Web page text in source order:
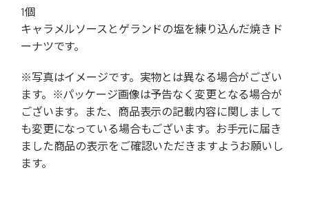
1個
キャラメルソースとゲランドの塩を練り込んだ焼きド
ーナツです。
※写真はイメージです。実物とは異なる場合がござい
ます。※パッケージ画像は予告なく変更となる場合が
ございます。また、商品表示の記載内容に関しまして
も変更になっている場合もございます。お手元に届き
ました商品の表示をご確認いただきますようお願いし
ます。